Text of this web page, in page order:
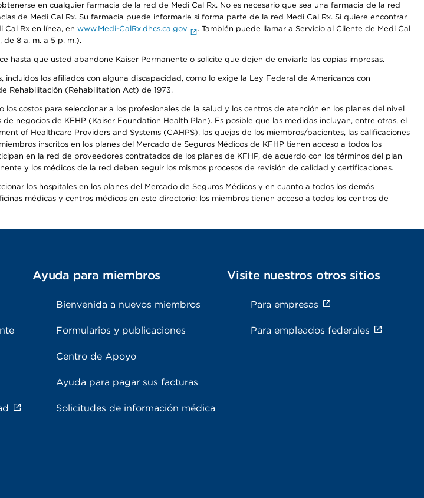
en cualquier farmacia de la red de Medi Cal Rx. No es necesario que sea una farmacia de la red
de Medi Cal Rx. Su farmacia puede informarle si forma parte de la red Medi Cal Rx. Si quiere encontrar
Cal Rx en línea, en www.Medi-CalRx.dhcs.ca.gov
. También puede llamar a Servicio al Cliente de Medi Cal
de 8 a. m. a 5 p. m.).
que usted abandone Kaiser Permanente o solicite que dejen de enviarle las copias impresas.
los afiliados con alguna discapacidad, como lo exige la Ley Federal de Americanos con
Rehabilitación (Rehabilitation Act) de 1973.
costos para seleccionar a los profesionales de la salud y los centros de atención en los planes del nivel
negocios de KFHP (Kaiser Foundation Health Plan). Es posible que las medidas incluyan, entre otras, el
of Healthcare Providers and Systems (CAHPS), las quejas de los miembros/pacientes, las calificaciones
inscritos en los planes del Mercado de Seguros Médicos de KFHP tienen acceso a todos los
en la red de proveedores contratados de los planes de KFHP, de acuerdo con los términos del plan
y los médicos de la red deben seguir los mismos procesos de revisión de calidad y certificaciones.
los hospitales en los planes del Mercado de Seguros Médicos y en cuanto a todos los demás
médicas y centros médicos en este directorio: los miembros tienen acceso a todos los centros de
Ayuda para miembros
Bienvenida a nuevos miembros
Formularios y publicaciones
Centro de Apoyo
Ayuda para pagar sus facturas
Solicitudes de información médica
Visite nuestros otros sitios
Para empresas
Para empleados federales